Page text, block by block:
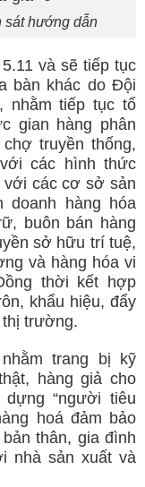
sát hướng dẫn
và sẽ tiếp tục
bàn khác do Đội
nhằm tiếp tục tổ
gian hàng phân
truyền thống,
các hình thức
với các cơ sở sản
doanh hàng hóa
buôn bán hàng
sở hữu trí tuệ,
và hàng hóa vi
thời kết hợp
khẩu hiệu, đẩy
thị trường.
trang bị kỹ
hàng giả cho
“người tiêu
hoá đảm bảo
thân, gia đình
nhà sản xuất và